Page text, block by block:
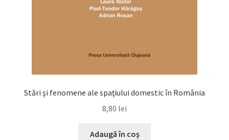
Stări şi fenomene ale spaţiului domestic în România
8,80 lei
Adaugă în coș